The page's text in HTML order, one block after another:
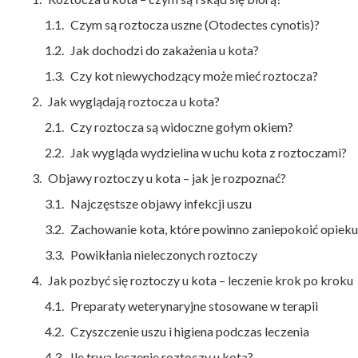
Czym są roztocza uszne (Otodectes cynotis)?
Jak dochodzi do zakażenia u kota?
Czy kot niewychodzący może mieć roztocza?
Jak wyglądają roztocza u kota?
Czy roztocza są widoczne gołym okiem?
Jak wygląda wydzielina w uchu kota z roztoczami?
Objawy roztoczy u kota – jak je rozpoznać?
Najczęstsze objawy infekcji uszu
Zachowanie kota, które powinno zaniepokoić
Powikłania nieleczonych roztoczy
Jak pozbyć się roztoczy u kota – leczenie krok po kroku
Preparaty weterynaryjne stosowane w terapii
Czyszczenie uszu i higiena podczas leczenia